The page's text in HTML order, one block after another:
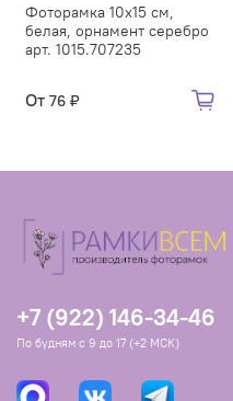
Фоторамка 10х15 см,
белая, орнамент серебро
арт. 1015.707235
От 76 ₽
+7 (922) 146-34-46
По будням с 9 до 17 (+2 МСК)